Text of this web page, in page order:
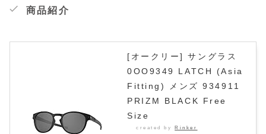
商品紹介
[オークリー] サングラス
0OO9349 LATCH (Asia
Fitting) メンズ 934911
PRIZM BLACK Free
Size
created byRinker